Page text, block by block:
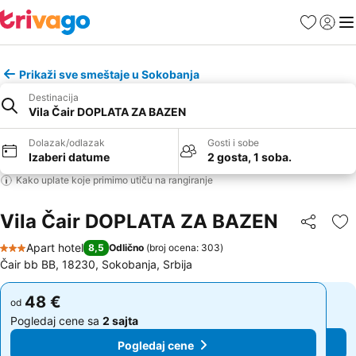
FavoritiPrijavi
Prikaži sve smeštaje u Sokobanja
Destinacija
Vila Čair DOPLATA ZA BAZEN
Dolazak/odlazak
Izaberi datume
Gosti i sobe
2 gosta, 1 soba.
Kako uplate koje primimo utiču na rangiranje
Vila Čair DOPLATA ZA BAZEN Deli
3 Zvezdice
Apart hotel 8,5 Odlično (broj ocena: 303)
Čair bb BB, 18230, Sokobanja, Srbija
od 48 €
Pogledaj cene sa 2 sajta
Pogledaj cene
od 48 €
Pogledaj cene sa 2 sajta
Pogledaj cene